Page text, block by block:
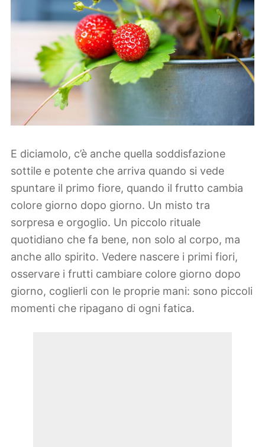
E diciamolo, c’è anche quella soddisfazione
sottile e potente che arriva quando si vede
spuntare il primo fiore, quando il frutto cambia
colore giorno dopo giorno. Un misto tra
sorpresa e orgoglio. Un piccolo rituale
quotidiano che fa bene, non solo al corpo, ma
anche allo spirito. Vedere nascere i primi fiori,
osservare i frutti cambiare colore giorno dopo
giorno, coglierli con le proprie mani: sono piccoli
momenti che ripagano di ogni fatica.